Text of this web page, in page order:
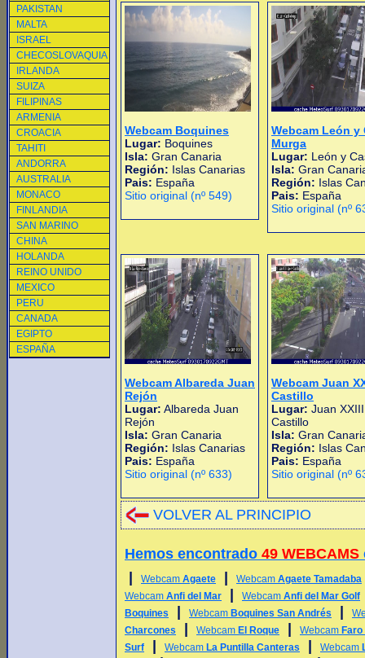
PAKISTAN
MALTA
ISRAEL
CHECOSLOVAQUIA
IRLANDA
SUIZA
FILIPINAS
ARMENIA
CROACIA
TAHITI
ANDORRA
AUSTRALIA
MONACO
FINLANDIA
SAN MARINO
CHINA
HOLANDA
REINO UNIDO
MEXICO
PERU
CANADA
EGIPTO
ESPAÑA
Webcam Boquines
Lugar: Boquines
Isla: Gran Canaria
Región: Islas Canarias
Pais: España
Sitio original (nº 549)
Webcam León y
Murga
Lugar: León y
Isla: Gran
Región: Islas
Pais: España
Sitio original (nº
Webcam Albareda Juan
Rejón
Lugar: Albareda Juan
Rejón
Isla: Gran Canaria
Región: Islas Canarias
Pais: España
Sitio original (nº 633)
Webcam Juan
Castillo
Lugar: Juan
Castillo
Isla: Gran
Región: Islas
Pais: España
Sitio original (nº
VOLVER AL PRINCIPIO
Hemos encontrado 49 WEBCAMS
Webcam Agaete Webcam Agaete Tamadaba
Webcam Anfi del Mar Webcam Anfi del Mar Golf
Boquines Webcam Boquines San Andrés
Charcones
Webcam El Roque Webcam
Surf
Webcam La Puntilla Canteras Webcam